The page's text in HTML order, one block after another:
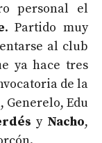
personal el
. Partido muy
al club
ya hace tres
de la
Generelo, Edu
y Nacho,